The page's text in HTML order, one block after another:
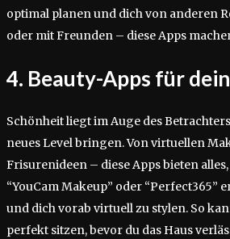
optimal planen und dich von anderen
oder mit Freunden – diese Apps
4. Beauty-Apps für
Schönheit liegt im Auge des
neues Level bringen. Von virtuellen
Frisurenideen – diese Apps bieten
“YouCam Makeup” oder
und dich vorab virtuell zu stylen. So
perfekt sitzen, bevor du das Haus